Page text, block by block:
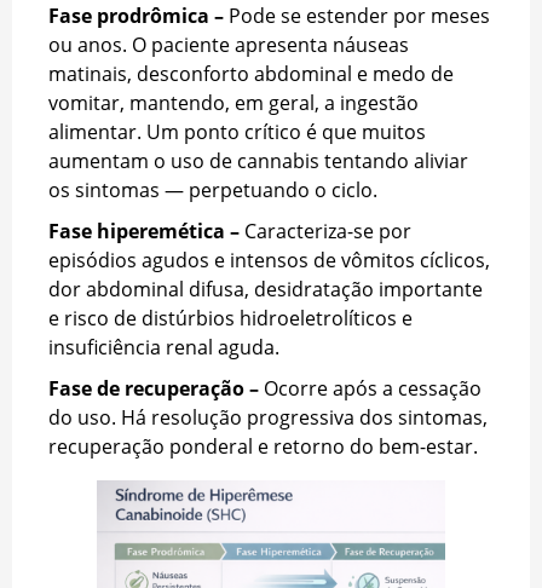
Fase prodrômica – Pode se estender por meses
ou anos. O paciente apresenta náuseas
matinais, desconforto abdominal e medo de
vomitar, mantendo, em geral, a ingestão
alimentar. Um ponto crítico é que muitos
aumentam o uso de cannabis tentando aliviar
os sintomas — perpetuando o ciclo.
Fase hiperemética – Caracteriza-se por
episódios agudos e intensos de vômitos cíclicos,
dor abdominal difusa, desidratação importante
e risco de distúrbios hidroeletrolíticos e
insuficiência renal aguda.
Fase de recuperação – Ocorre após a cessação
do uso. Há resolução progressiva dos sintomas,
recuperação ponderal e retorno do bem-estar.